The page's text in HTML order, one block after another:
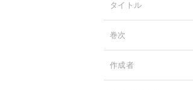
タイトル
巻次
作成者